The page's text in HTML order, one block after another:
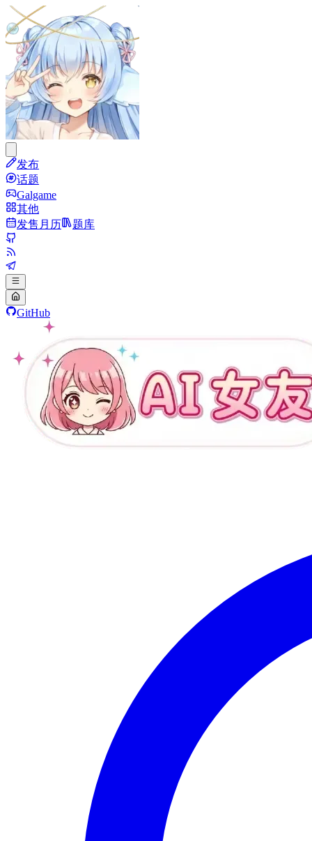
发布
话题
Galgame
其他
发售月历
题库
GitHub